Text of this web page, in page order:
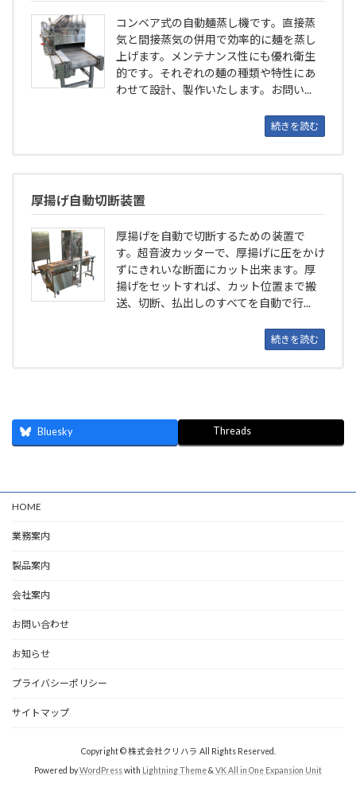
コンベア式の自動麺蒸し機です。直接蒸
気と間接蒸気の併用で効率的に麺を蒸し
上げます。メンテナンス性にも優れ衛生
的です。それぞれの麺の種類や特性にあ
わせて設計、製作いたします。お問い...
続きを読む
厚揚げ自動切断装置
厚揚げを自動で切断するための装置で
す。超音波カッターで、厚揚げに圧をかけ
ずにきれいな断面にカット出来ます。厚
揚げをセットすれば、カット位置まで搬
送、切断、払出しのすべてを自動で行...
続きを読む
Bluesky Threads
HOME
業務案内
製品案内
会社案内
お問い合わせ
お知らせ
プライバシーポリシー
サイトマップ
Copyright © 株式会社クリハラ All Rights Reserved.
Powered byWordPresswith Lightning Theme&VK All in One Expansion Unit